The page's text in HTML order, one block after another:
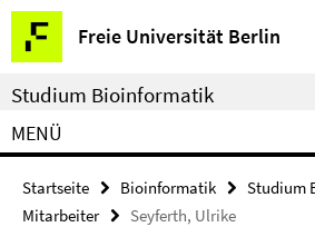
Springe
direkt
zu
Inhalt
Freie Universität Berlin
Service-
Navigation
Studium Bioinformatik
MENÜ
Startseite Bioinformatik
Studium
Mitarbeiter
Seyferth, Ulrike